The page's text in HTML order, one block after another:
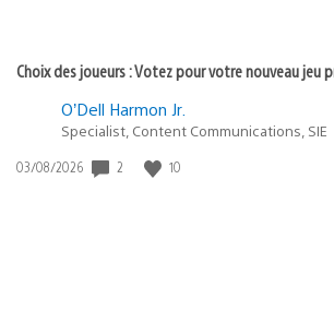
Choix des joueurs : Votez pour votre nouveau jeu
O’Dell Harmon Jr.
Specialist, Content Communications, SIE
Date
03/08/2026 2 10